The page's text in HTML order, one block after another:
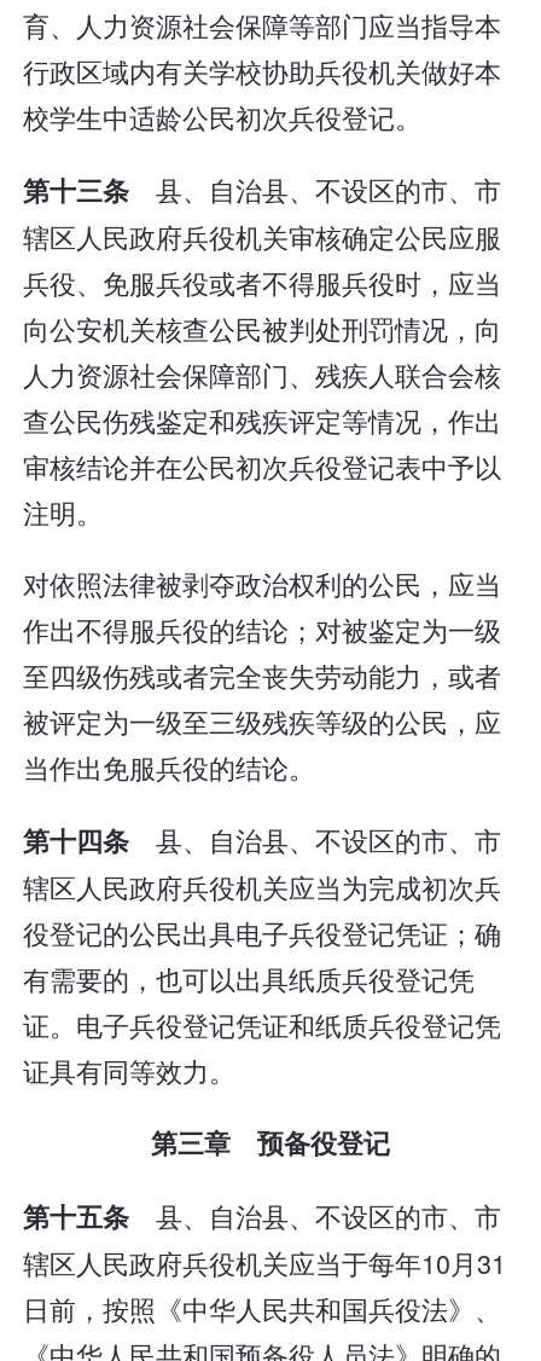
育、人力资源社会保障等部门应当指导本
行政区域内有关学校协助兵役机关做好本
校学生中适龄公民初次兵役登记。
第十三条县、自治县、不设区的市、市
辖区人民政府兵役机关审核确定公民应服
兵役、免服兵役或者不得服兵役时，应当
向公安机关核查公民被判处刑罚情况，向
人力资源社会保障部门、残疾人联合会核
查公民伤残鉴定和残疾评定等情况，作出
审核结论并在公民初次兵役登记表中予以
注明。
对依照法律被剥夺政治权利的公民，应当
作出不得服兵役的结论；对被鉴定为一级
至四级伤残或者完全丧失劳动能力，或者
被评定为一级至三级残疾等级的公民，应
当作出免服兵役的结论。
第十四条县、自治县、不设区的市、市
辖区人民政府兵役机关应当为完成初次兵
役登记的公民出具电子兵役登记凭证；确
有需要的，也可以出具纸质兵役登记凭
证。电子兵役登记凭证和纸质兵役登记凭
证具有同等效力。
第三章 预备役登记
第十五条县、自治县、不设区的市、市
辖区人民政府兵役机关应当于每年10月31
日前，按照《中华人民共和国兵役法》、